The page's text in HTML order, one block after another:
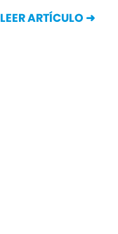
LEER ARTÍCULO ➜